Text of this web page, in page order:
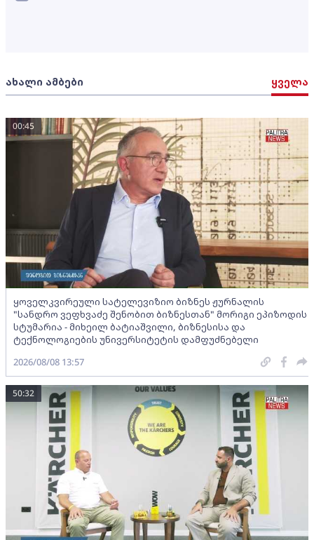
ახალი ამბები ყველა
ყოველკვირეული სატელევიზიო ბიზნეს ჟურნალის
"სანდრო ვეფხვაძე შენობით ბიზნესთან" მორიგი ეპიზოდის
სტუმარია - მიხეილ ბატიაშვილი, ბიზნესისა და
ტექნოლოგიების უნივერსიტეტის დამფუძნებელი
00:45
2026/08/08 13:57
50:32